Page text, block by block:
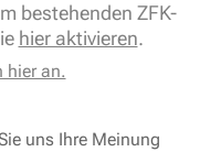
bestehenden ZFK-
hier aktivieren.
hier an.
uns Ihre Meinung